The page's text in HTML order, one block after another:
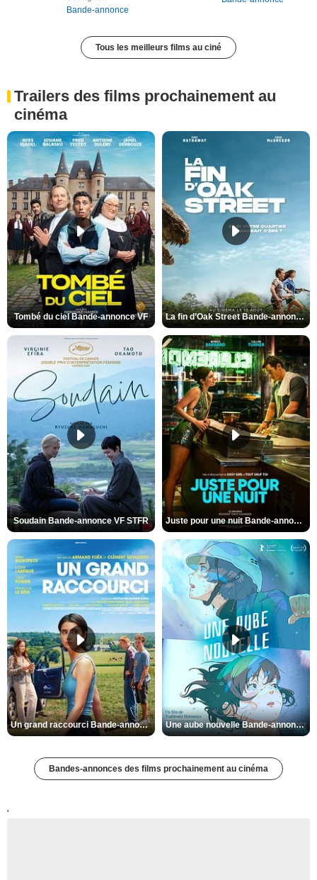
Bande-annonce
Tous les meilleurs films au ciné
Trailers des films prochainement au
cinéma
Tombé du ciel Bande-annonce VF La fin d’Oak Street Bande-annonce VO STFR
Soudain Bande-annonce VF STFR Juste pour une nuit Bande-annonce VO STFR
Un grand raccourci Bande-annonce VF Une aube nouvelle Bande-annonce VO STFR
Bandes-annonces des films prochainement au cinéma
'